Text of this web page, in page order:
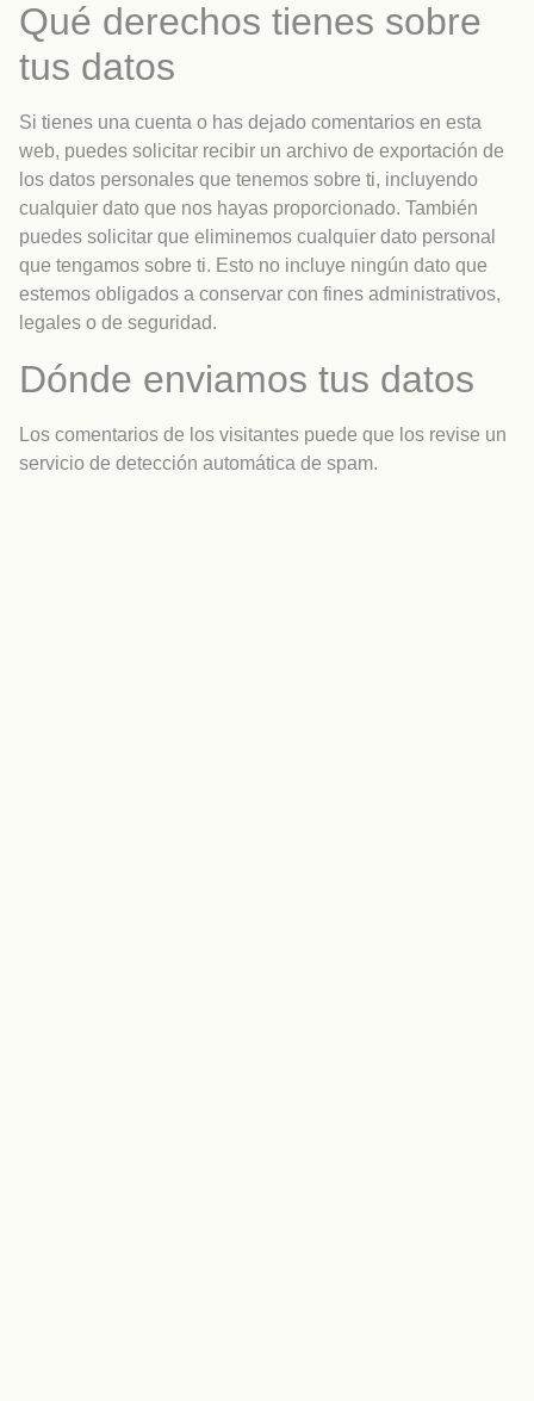
Qué derechos tienes sobre
tus datos
Si tienes una cuenta o has dejado comentarios en esta
web, puedes solicitar recibir un archivo de exportación de
los datos personales que tenemos sobre ti, incluyendo
cualquier dato que nos hayas proporcionado. También
puedes solicitar que eliminemos cualquier dato personal
que tengamos sobre ti. Esto no incluye ningún dato que
estemos obligados a conservar con fines administrativos,
legales o de seguridad.
Dónde enviamos tus datos
Los comentarios de los visitantes puede que los revise un
servicio de detección automática de spam.